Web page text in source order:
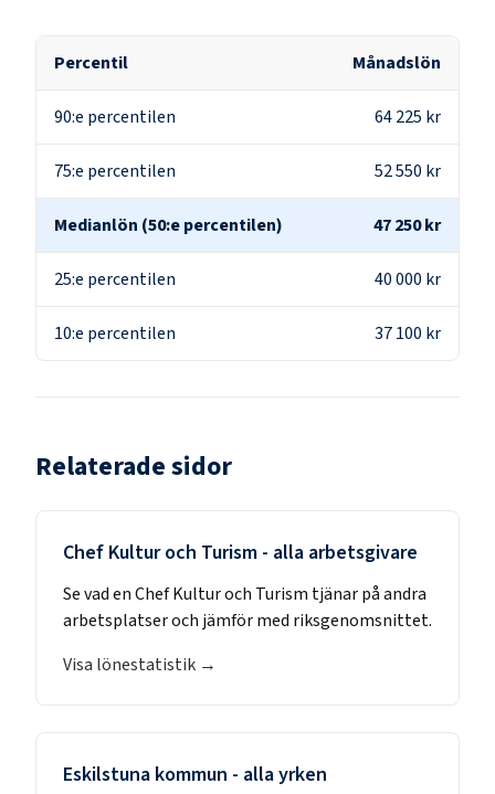
Percentil Månadslön
90:e percentilen 64 225 kr
75:e percentilen 52 550 kr
Medianlön (50:e percentilen) 47 250 kr
25:e percentilen 40 000 kr
10:e percentilen 37 100 kr
Relaterade sidor
Chef Kultur och Turism - alla arbetsgivare
Se vad enChef Kultur och Turism tjänar på andra
arbetsplatser och jämför med riksgenomsnittet.
Visa lönestatistik →
Eskilstuna kommun - alla yrken